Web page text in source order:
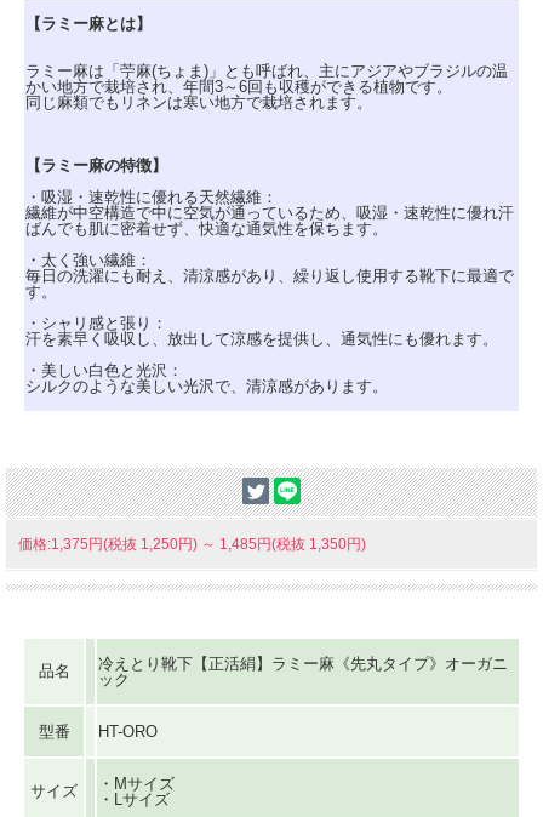
【ラミー麻とは】
ラミー麻は「苧麻(ちょま)」とも呼ばれ、主にアジアやブラジルの温
かい地方で栽培され、年間3～6回も収穫ができる植物です。
同じ麻類でもリネンは寒い地方で栽培されます。
【ラミー麻の特徴】
・吸湿・速乾性に優れる天然繊維：
繊維が中空構造で中に空気が通っているため、吸湿・速乾性に優れ汗
ばんでも肌に密着せず、快適な通気性を保ちます。
・太く強い繊維：
毎日の洗濯にも耐え、清涼感があり、繰り返し使用する靴下に最適で
す。
・シャリ感と張り：
汗を素早く吸収し、放出して涼感を提供し、通気性にも優れます。
・美しい白色と光沢：
シルクのような美しい光沢で、清涼感があります。
価格:1,375円(税抜 1,250円) ～ 1,485円(税抜 1,350円)
品名
冷えとり靴下【正活絹】ラミー麻《先丸タイプ》オーガニ
ック
型番 HT-ORO
サイズ
・Mサイズ
・Lサイズ